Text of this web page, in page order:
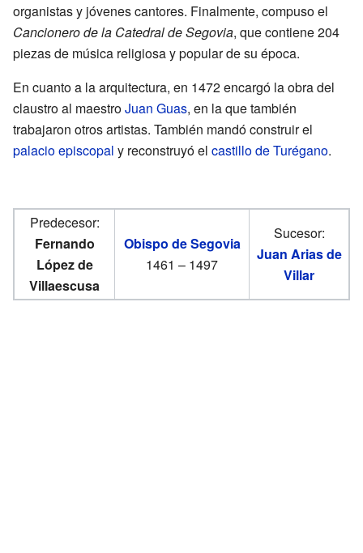
organistas y jóvenes cantores. Finalmente, compuso el
Cancionero de la Catedral de Segovia, que contiene 204
piezas de música religiosa y popular de su época.
En cuanto a la arquitectura, en 1472 encargó la obra del
claustro al maestroJuan Guas, en la que también
trabajaron otros artistas. También mandó construir el
palacio episcopal y reconstruyó el castillo de Turégano.
Predecesor:
Fernando
López de
Villaescusa
Obispo de Segovia
1461 – 1497
Sucesor:
Juan Arias de
Villar